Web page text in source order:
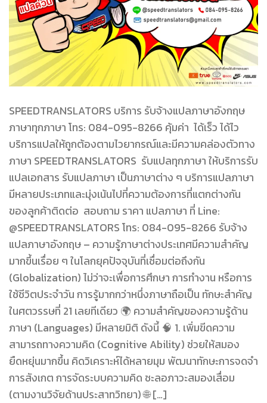
SPEEDTRANSLATORS บริการ รับจ้างแปลภาษาอังกฤษ
ภาษาทุกภาษา โทร: 084-095-8266 คุ้มค่า ได้เร็ว ได้ไว
บริการแปลให้ถูกต้องตามไวยากรณ์และมีความคล่องตัวทาง
ภาษา SPEEDTRANSLATORS รับแปลทุกภาษา ให้บริการรับ
แปลเอกสาร รับแปลภาษา เป็นภาษาต่าง ๆ บริการแปลภาษา
มีหลายประเภทและมุ่งเน้นไปที่ความต้องการที่แตกต่างกัน
ของลูกค้าติดต่อ สอบถาม ราคา แปลภาษา ที่ Line:
@SPEEDTRANSLATORS โทร: 084-095-8266 รับจ้าง
แปลภาษาอังกฤษ – ความรู้ภาษาต่างประเทศมีความสำคัญ
มากขึ้นเรื่อย ๆ ในโลกยุคปัจจุบันที่เชื่อมต่อถึงกัน
(Globalization) ไม่ว่าจะเพื่อการศึกษา การทำงาน หรือการ
ใช้ชีวิตประจำวัน การรู้มากกว่าหนึ่งภาษาถือเป็น ทักษะสำคัญ
ในศตวรรษที่ 21 เลยทีเดียว 🌍 ความสำคัญของความรู้ด้าน
ภาษา (Languages) มีหลายมิติ ดังนี้ 🧠 1. เพิ่มขีดความ
สามารถทางความคิด (Cognitive Ability) ช่วยให้สมอง
ยืดหยุ่นมากขึ้น คิดวิเคราะห์ได้หลายมุม พัฒนาทักษะการจดจำ
การสังเกต การจัดระบบความคิด ชะลอภาวะสมองเสื่อม
(ตามงานวิจัยด้านประสาทวิทยา) 🌐 […]